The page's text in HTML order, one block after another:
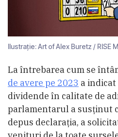
Ilustrație: Art of Alex Buretz / RISE
La întrebarea cum se
de avere pe 2023 a indicat
dividende în calitate de
parlamentarul a susţinut
depus declaraţia, a